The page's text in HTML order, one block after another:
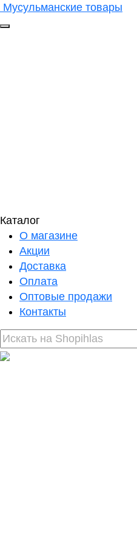
Мусульманские товары
Каталог
О магазине
Акции
Доставка
Оплата
Оптовые продажи
Контакты